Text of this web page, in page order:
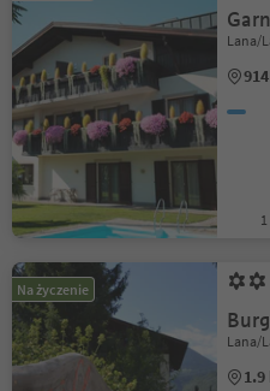
Lana/
Na życzenie
Lana/